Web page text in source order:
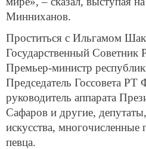
Минниханов.
Проститься с Ильгамом
Государственный
Премьер-министр
Председатель Госсовета
руководитель аппарата
Сафаров и другие,
искусства, многочисленные
певца.